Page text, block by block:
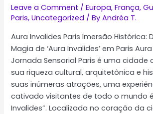
Leave a Comment /Europa,França,
Paris,Uncategorized / ByAndréa T.
Aura Invalides Paris Imersão Histórica:
Magia de ‘Aura Invalides’ em Paris
Jornada Sensorial Paris é uma cidade
sua riqueza cultural, arquitetônica e
suas inúmeras atrações, uma
cativado visitantes de todo o mundo
Invalides”. Localizada no coração da